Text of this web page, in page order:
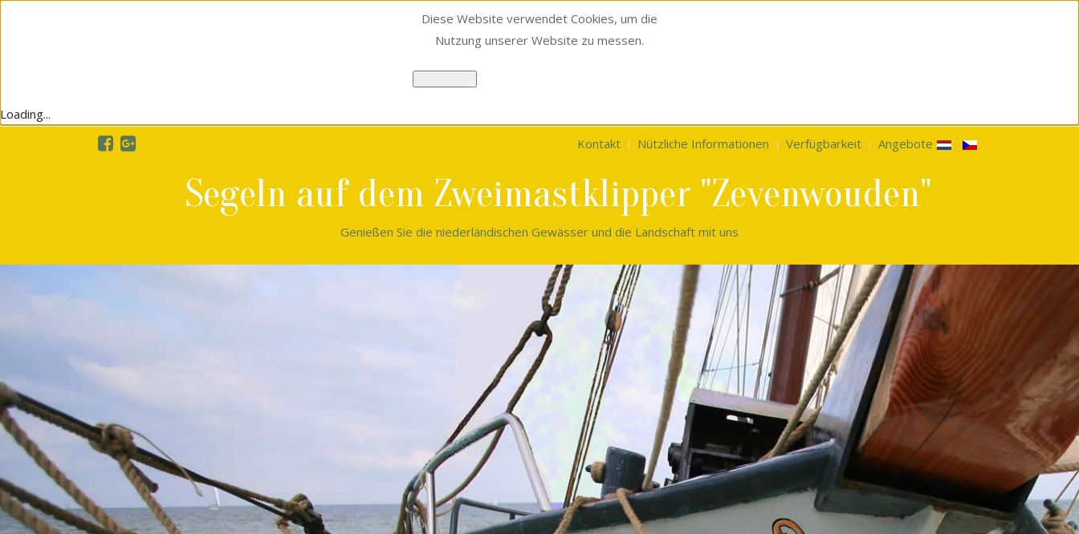
Diese Website verwendet Cookies, um die
Nutzung unserer Website zu messen.
Loading...
Kontakt
Nützliche Informationen Verfügbarkeit Angebote
Segeln auf dem Zweimastklipper "Zevenwouden"
Genießen Sie die niederländischen Gewässer und die Landschaft mit uns